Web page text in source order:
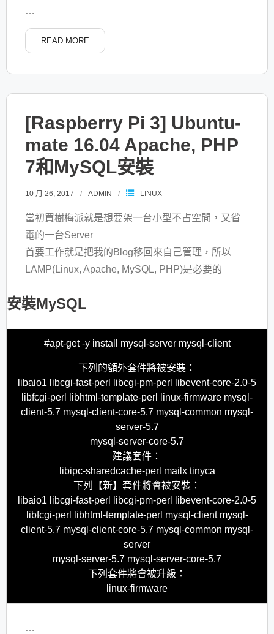
…
READ MORE
[Raspberry Pi 3] Ubuntu-
mate 16.04 Apache, PHP
7和MySQL安裝
10 月 26, 2017 ADMIN LINUX
當初買樹梅派就是想要架一台小型不占空間，又省
電的一台Server
首要工作就是把我的Blog移回來自己管理，所以
LAMP(Linux, Apache, MySQL, PHP)是必要的
安裝MySQL
#apt-get -y install mysql-server mysql-client
下列的額外套件將被安裝：
libaio1 libcgi-fast-perl libcgi-pm-perl libevent-core-2.0-5
libfcgi-perl libhtml-template-perl linux-firmware mysql-
client-5.7 mysql-client-core-5.7 mysql-common mysql-
server-5.7
mysql-server-core-5.7
建議套件：
libipc-sharedcache-perl mailx tinyca
下列【新】套件將會被安裝：
libaio1 libcgi-fast-perl libcgi-pm-perl libevent-core-2.0-5
libfcgi-perl libhtml-template-perl mysql-client mysql-
client-5.7 mysql-client-core-5.7 mysql-common mysql-
server
mysql-server-5.7 mysql-server-core-5.7
下列套件將會被升級：
linux-firmware
…